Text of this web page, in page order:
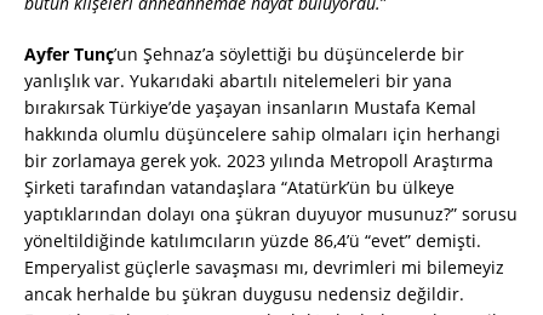
Ayfer Tunç’un Şehnaz’a söylettiği bu düşüncelerde bir
yanlışlık var. Yukarıdaki abartılı nitelemeleri bir yana
bırakırsak Türkiye’de yaşayan insanların Mustafa Kemal
hakkında olumlu düşüncelere sahip olmaları için herhangi
bir zorlamaya gerek yok. 2023 yılında Metropoll Araştırma
Şirketi tarafından vatandaşlara “Atatürk’ün bu ülkeye
yaptıklarından dolayı ona şükran duyuyor musunuz?” sorusu
yöneltildiğinde katılımcıların yüzde 86,4’ü “evet” demişti.
Emperyalist güçlerle savaşması mı, devrimleri mi bilemeyiz
ancak herhalde bu şükran duygusu nedensiz değildir.